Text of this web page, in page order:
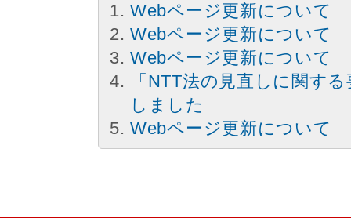
Webページ更新について
Webページ更新について
Webページ更新について
「NTT法の見直しに関す
しました
Webページ更新について